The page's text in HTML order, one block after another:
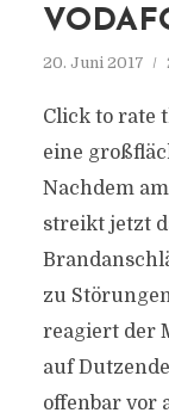
20. Juni 2017
Click to rate
eine
Nachdem
streikt jetzt
zu
reagiert der
auf
offenbar vor